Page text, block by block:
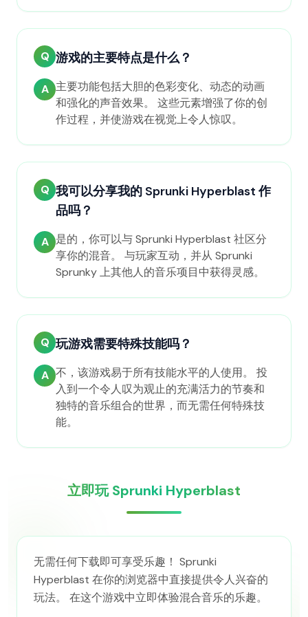
Q 游戏的主要特点是什么？
A 主要功能包括大胆的色彩变化、动态的动画
和强化的声音效果。 这些元素增强了你的创
作过程，并使游戏在视觉上令人惊叹。
Q 我可以分享我的 Sprunki Hyperblast 作
品吗？
A 是的，你可以与 Sprunki Hyperblast 社区分
享你的混音。 与玩家互动，并从 Sprunki
Sprunky 上其他人的音乐项目中获得灵感。
Q 玩游戏需要特殊技能吗？
A 不，该游戏易于所有技能水平的人使用。 投
入到一个令人叹为观止的充满活力的节奏和
独特的音乐组合的世界，而无需任何特殊技
能。
立即玩 Sprunki Hyperblast
无需任何下载即可享受乐趣！ Sprunki
Hyperblast 在你的浏览器中直接提供令人兴奋的
玩法。 在这个游戏中立即体验混合音乐的乐趣。